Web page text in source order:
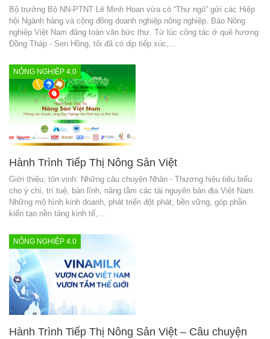
Bộ trưởng Bộ NN-PTNT Lê Minh Hoan vừa có “Thư ngỏ” gửi các Hiệp
hội Ngành hàng và cộng đồng doanh nghiệp nông nghiệp. Báo Nông
nghiệp Việt Nam đăng toàn văn bức thư. Từ lúc công tác ở quê hương
Đồng Tháp - Sen Hồng, tôi đã có dịp tiếp xúc,…
NÔNG NGHIỆP 4.0
Hành Trình Tiếp Thị Nông Sản Việt
Giới thiệu, tôn vinh: Những câu chuyện Nhân - Thương hiệu tiêu biểu
cho ý chí, trí tuệ, bản lĩnh, nâng tầm các tài nguyên bản địa Việt Nam.
Những mô hình kinh doanh, phát triển đột phát, bền vững, góp phần
kiến tạo nền tảng kinh tế,…
NÔNG NGHIỆP 4.0
Hành Trình Tiếp Thị Nông Sản Việt – Câu chuyện